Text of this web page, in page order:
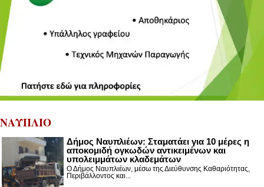
ΝΑΥΠΛΙΟ
Δήμος Ναυπλιέων: Σταματάει για 10 μέρες η
αποκομιδή ογκωδών αντικειμένων και
υπολειμμάτων κλαδεμάτων
Ο Δήμος Ναυπλιέων, μέσω της Διεύθυνσης Καθαριότητας,
Περιβάλλοντος και...